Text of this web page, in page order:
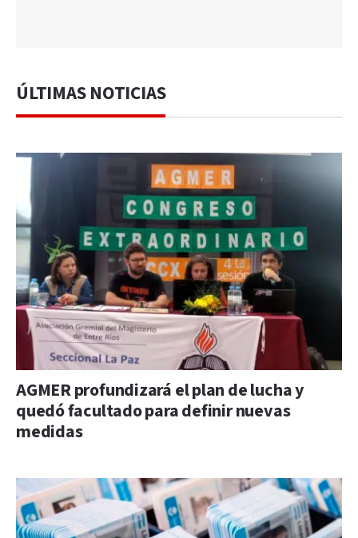
ÚLTIMAS NOTICIAS
AGMER profundizará el plan de lucha y
quedó facultado para definir nuevas
medidas